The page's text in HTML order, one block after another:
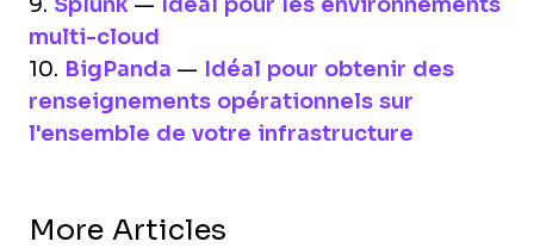
9. Splunk —
Idéal pour les environnements
multi-cloud
10. BigPanda —
Idéal pour obtenir des
renseignements opérationnels sur
l'ensemble de votre infrastructure
More Articles